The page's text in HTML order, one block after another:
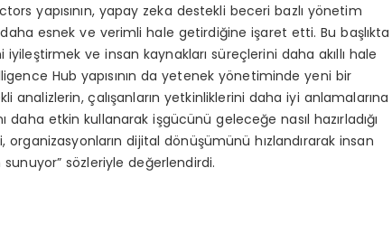
yapısının, yapay zeka destekli beceri bazlı yönetim
esnek ve verimli hale getirdiğine işaret etti. Bu başlıkta
ve insan kaynakları süreçlerini daha akıllı hale
Hub yapısının da yetenek yönetiminde yeni bir
analizlerin, çalışanların yetkinliklerini daha iyi anlamalarına
etkin kullanarak işgücünü geleceğe nasıl hazırladığı
dijital dönüşümünü hızlandırarak insan
sözleriyle değerlendirdi.